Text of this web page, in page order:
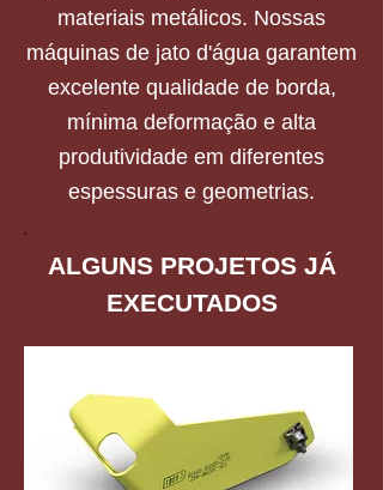
materiais metálicos. Nossas
máquinas de jato d'água garantem
excelente qualidade de borda,
mínima deformação e alta
produtividade em diferentes
espessuras e geometrias.
ALGUNS PROJETOS JÁ
EXECUTADOS